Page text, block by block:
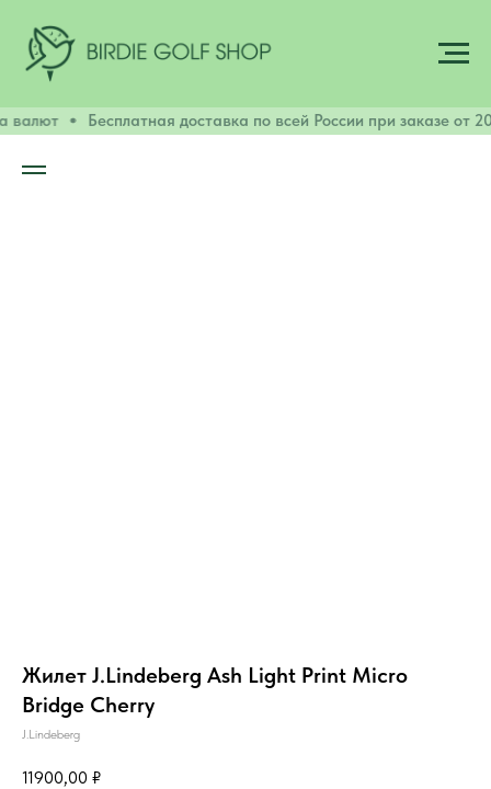
валют Бесплатная доставка по всей России при заказе от
Жилет J.Lindeberg Ash Light Print Micro
Bridge Cherry
J.Lindeberg
11900,00 ₽